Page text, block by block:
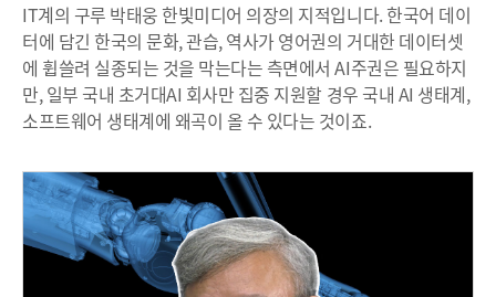
IT계의 구루 박태웅 한빛미디어 의장의 지적입니다. 한국어 데이
터에 담긴 한국의 문화, 관습, 역사가 영어권의 거대한 데이터셋
에 휩쓸려 실종되는 것을 막는다는 측면에서 AI주권은 필요하지
만, 일부 국내 초거대AI 회사만 집중 지원할 경우 국내 AI 생태계,
소프트웨어 생태계에 왜곡이 올 수 있다는 것이죠.